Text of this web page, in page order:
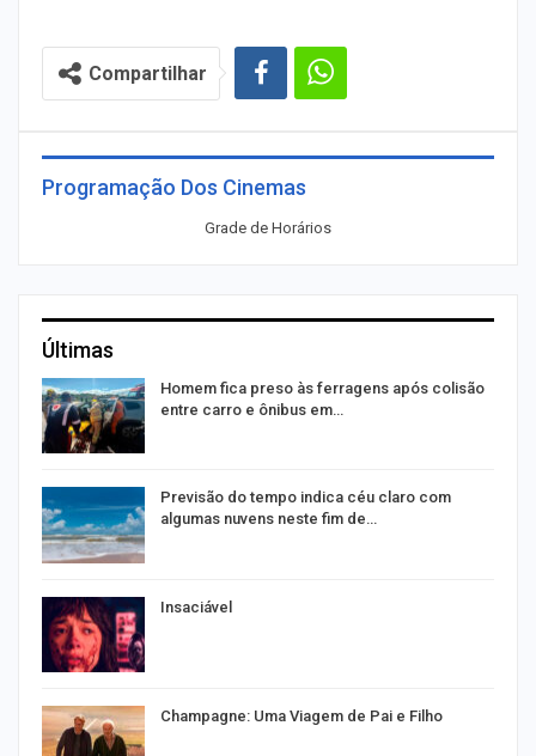
Compartilhar
Programação Dos Cinemas
Grade de Horários
Últimas
Homem fica preso às ferragens após colisão
entre carro e ônibus em…
Previsão do tempo indica céu claro com
algumas nuvens neste fim de…
Insaciável
Champagne: Uma Viagem de Pai e Filho